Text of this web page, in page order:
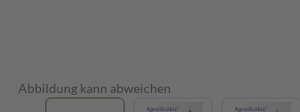
Abbildung kann abweichen